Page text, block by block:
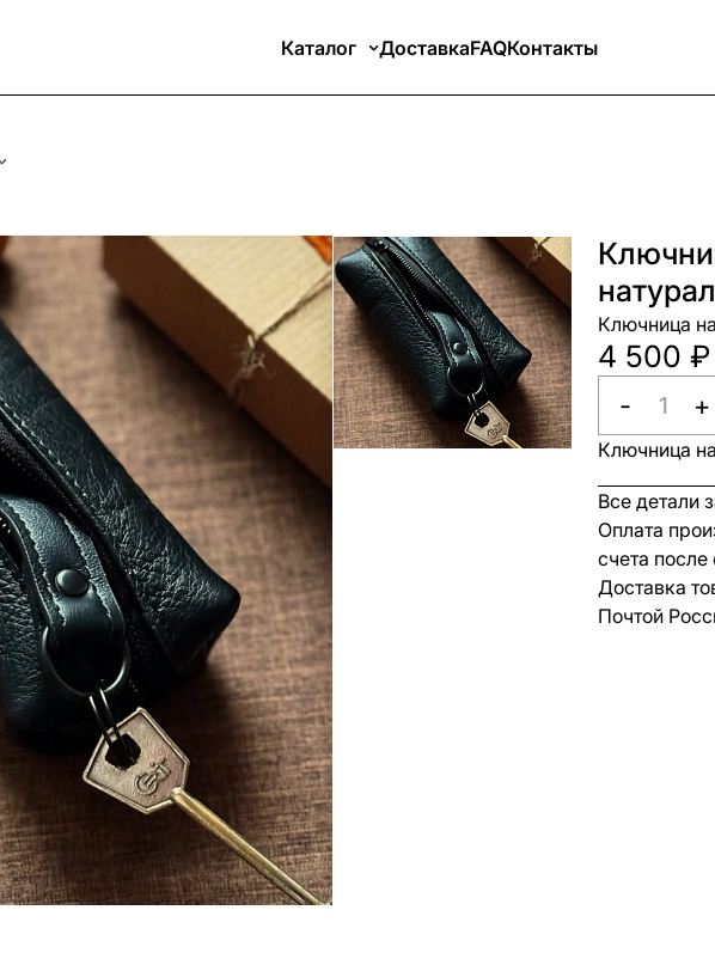
Каталог ДоставкаFAQКонтакты
Ключница
4 500 ₽
- +
Ключница
Все детали
Оплата
счета
Доставка
Почтой